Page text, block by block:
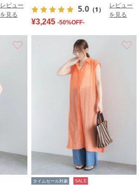
レビュー
を見る
5.0 （1）
レビュー
を見る
¥3,245 -50%OFF-
タイムセール対象 SALE